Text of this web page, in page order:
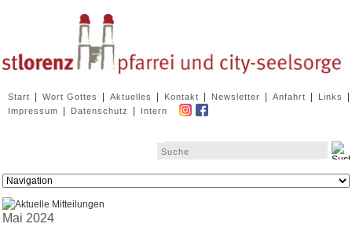
überspringen
Start Wort Gottes Aktuelles Kontakt Newsletter Anfahrt Links
Impressum Datenschutz Intern
Zielseite
Mai 2024